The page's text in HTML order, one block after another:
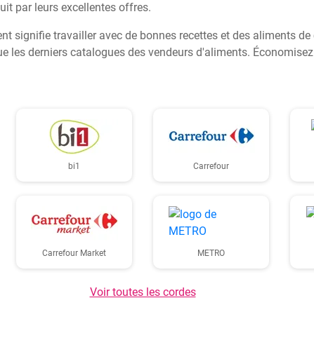
par leurs excellentes offres.
signifie travailler avec de bonnes recettes et des aliments
les derniers catalogues des vendeurs d'aliments.
bi1 Carrefour
Carrefour Market METRO
Voir toutes les cordes